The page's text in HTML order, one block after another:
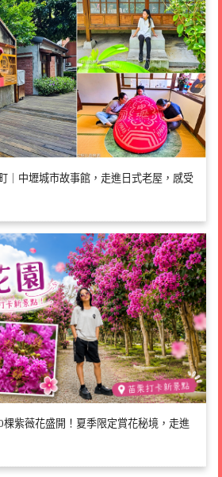
｜中壢城市故事館，走進日式老屋，感受
紫薇花盛開！夏季限定賞花秘境，走進